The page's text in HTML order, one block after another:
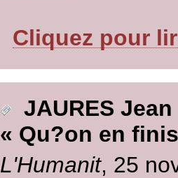
Cliquez pour
JAURES Jean
« Qu?on en
L'Humanit, 25